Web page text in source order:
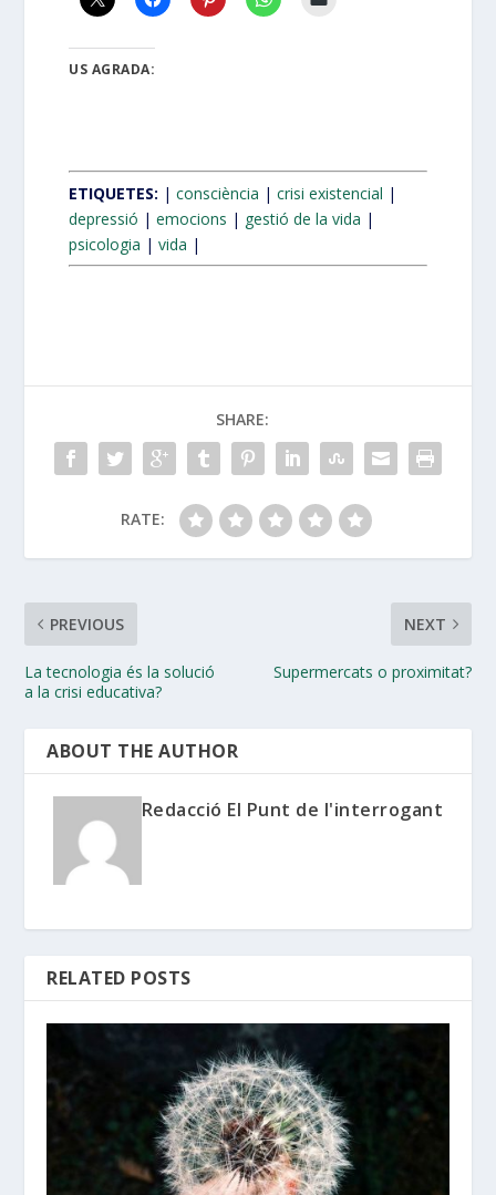
US AGRADA:
ETIQUETES: |consciència |crisi existencial |
depressió |emocions | gestió de la vida |
psicologia |vida |
SHARE:
RATE:
PREVIOUS
La tecnologia és la solució
a la crisi educativa?
NEXT
Supermercats o proximitat?
ABOUT THE AUTHOR
Redacció El Punt de l'interrogant
RELATED POSTS